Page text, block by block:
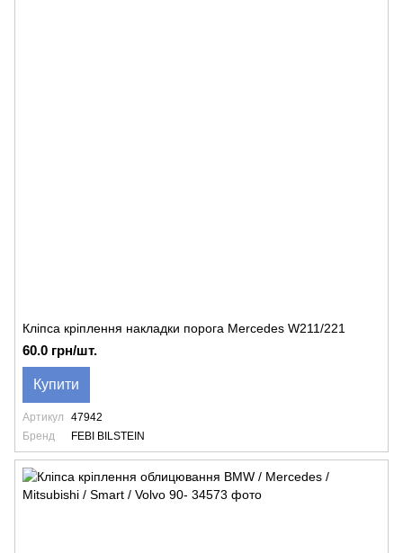
Кліпса кріплення накладки порога Mercedes W211/221
60.0 грн/шт.
Купити
Артикул
47942
Бренд
FEBI BILSTEIN